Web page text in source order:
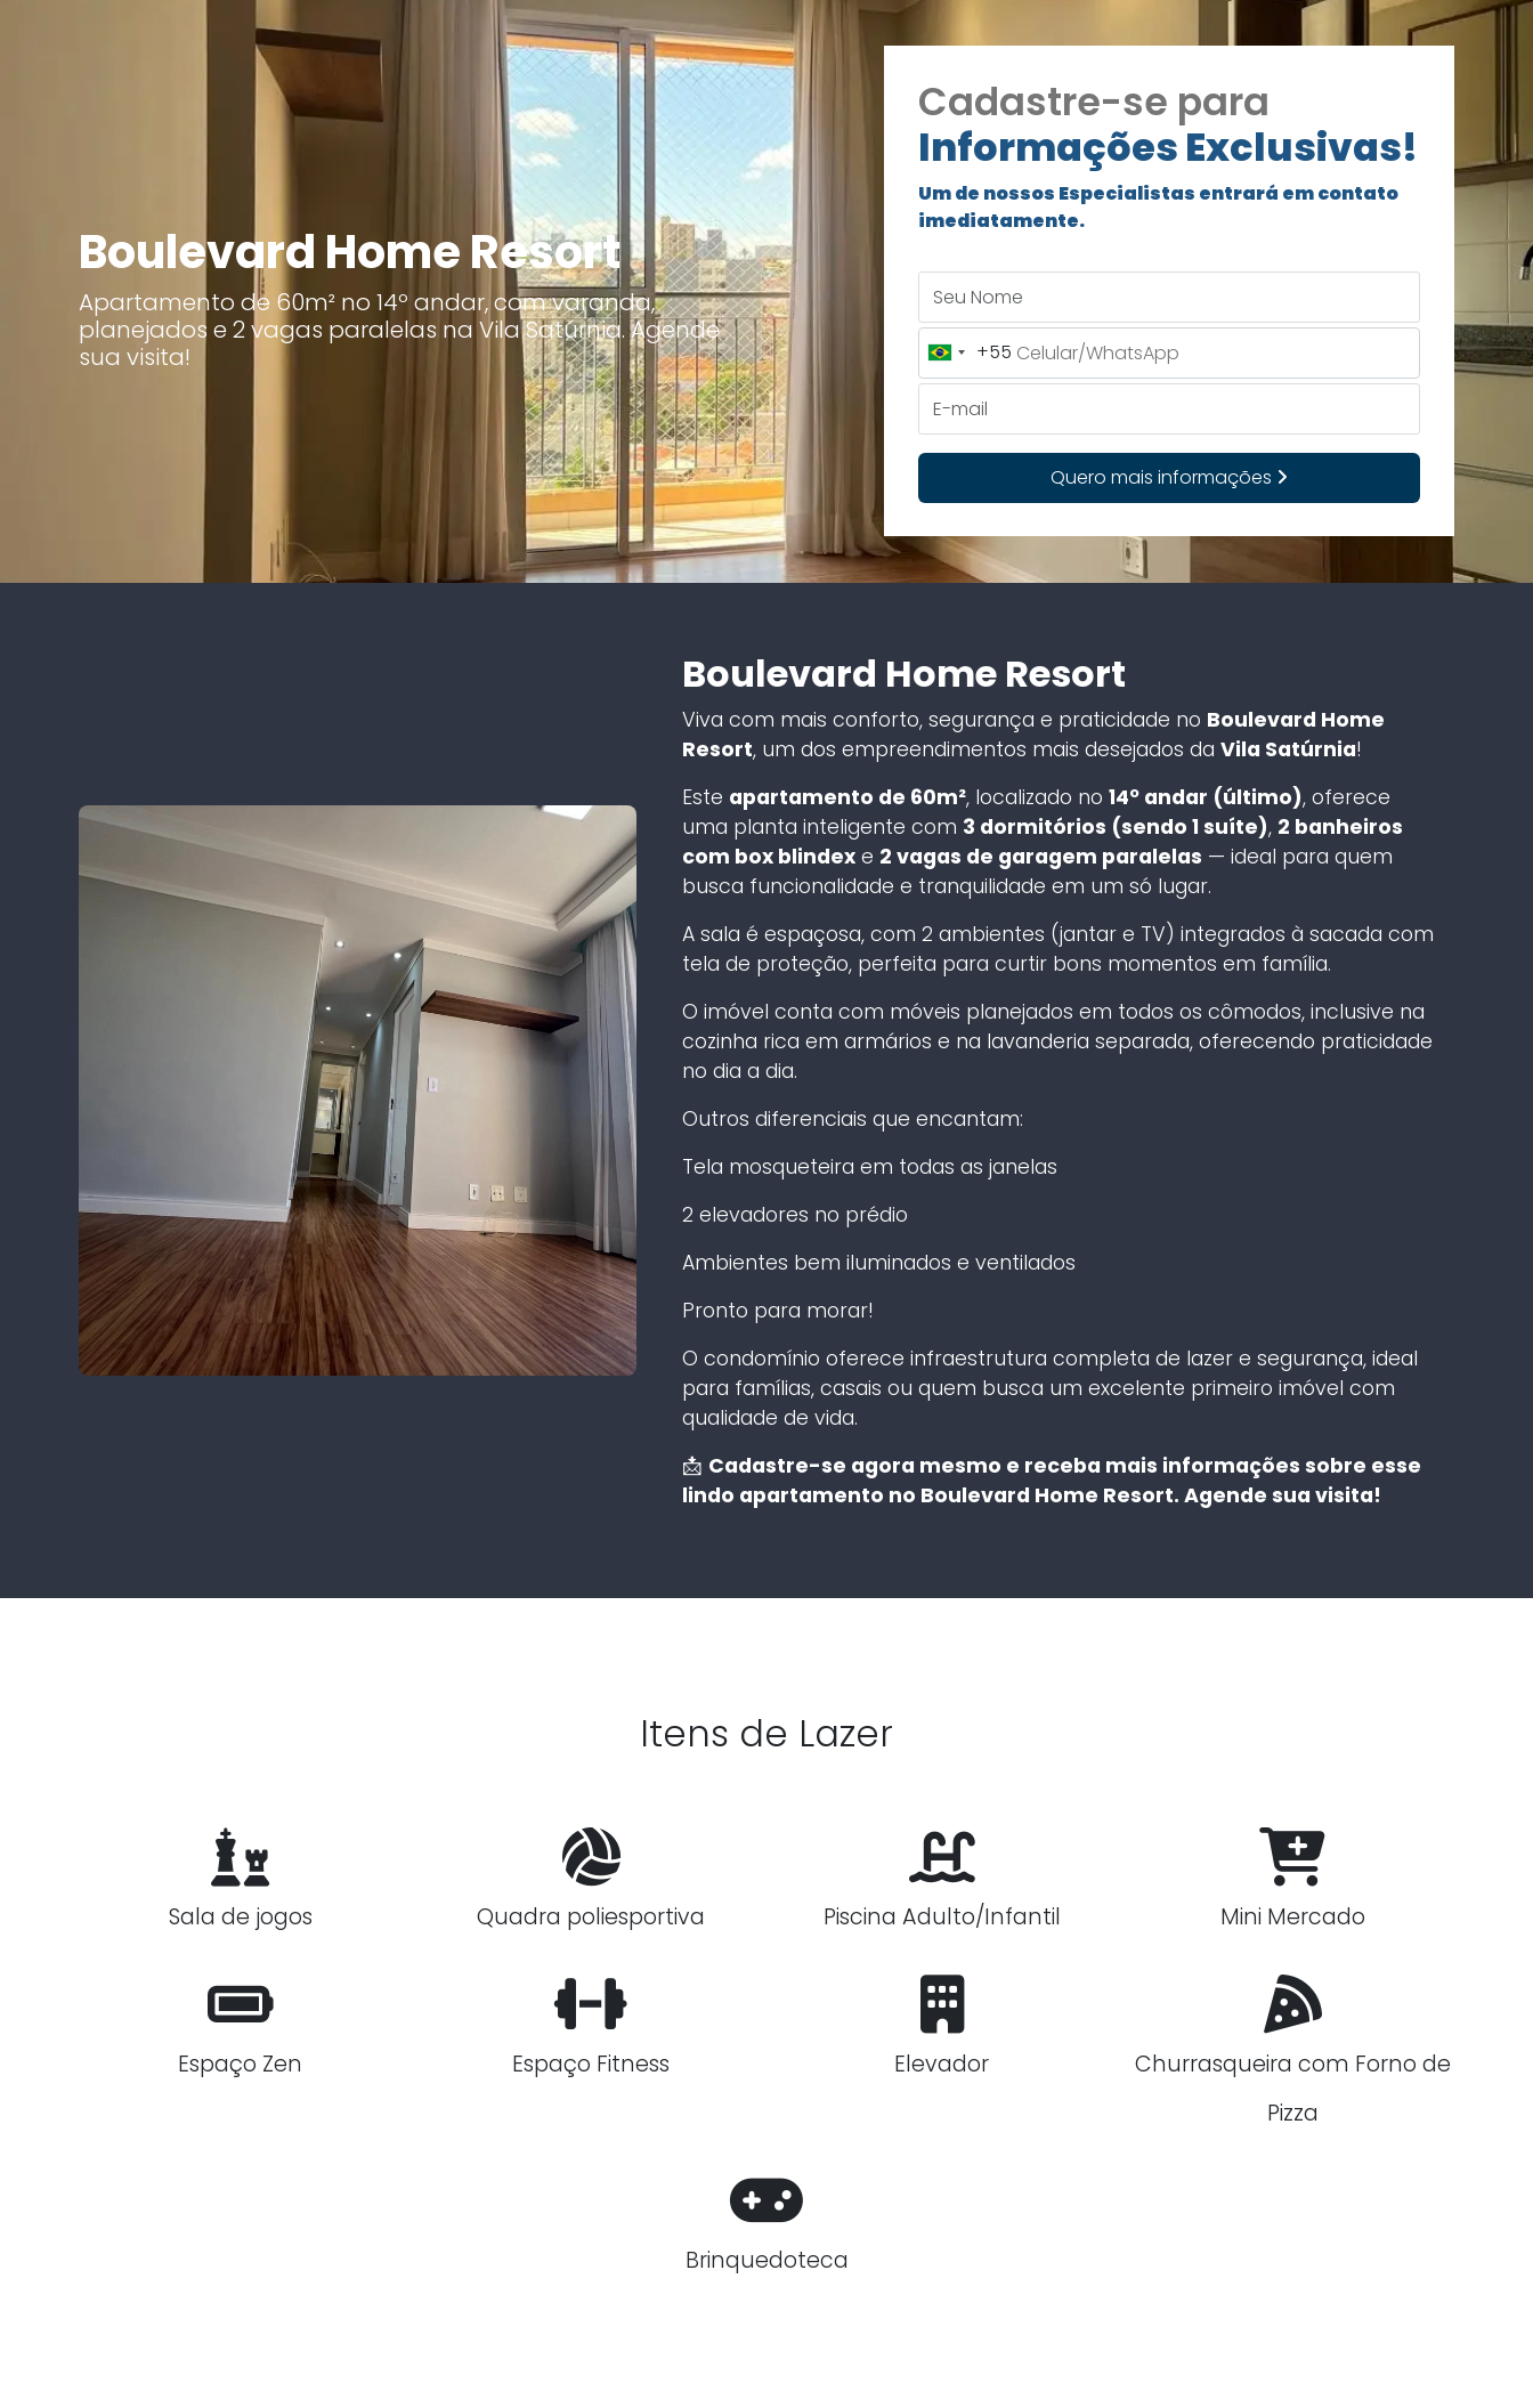
Boulevard Home Resort
Apartamento de 60m² no 14º andar, com varanda,
planejados e 2 vagas paralelas na Vila Satúrnia. Agende
sua visita!
Cadastre-se para
Informações Exclusivas!
Um de nossos Especialistas entrará em contato
imediatamente.
Brazil
+55
+55
Quero mais informações
Boulevard Home Resort
Viva com mais conforto, segurança e praticidade no Boulevard Home
Resort, um dos empreendimentos mais desejados da Vila Satúrnia!
Este apartamento de 60m², localizado no 14º andar (último), oferece
uma planta inteligente com 3 dormitórios (sendo 1 suíte), 2 banheiros
com box blindexe 2 vagas de garagem paralelas — ideal para quem
busca funcionalidade e tranquilidade em um só lugar.
A sala é espaçosa, com 2 ambientes (jantar e TV) integrados à sacada com
tela de proteção, perfeita para curtir bons momentos em família.
O imóvel conta com móveis planejados em todos os cômodos, inclusive na
cozinha rica em armários e na lavanderia separada, oferecendo praticidade
no dia a dia.
Outros diferenciais que encantam:
Tela mosqueteira em todas as janelas
2 elevadores no prédio
Ambientes bem iluminados e ventilados
Pronto para morar!
O condomínio oferece infraestrutura completa de lazer e segurança, ideal
para famílias, casais ou quem busca um excelente primeiro imóvel com
qualidade de vida.
📩 Cadastre-se agora mesmo e receba mais informações sobre esse
lindo apartamento no Boulevard Home Resort. Agende sua visita!
Itens de Lazer
Sala de jogos Quadra poliesportiva Piscina Adulto/Infantil Mini Mercado
Espaço Zen Espaço Fitness Elevador
Churrasqueira com Forno de
Pizza
Brinquedoteca